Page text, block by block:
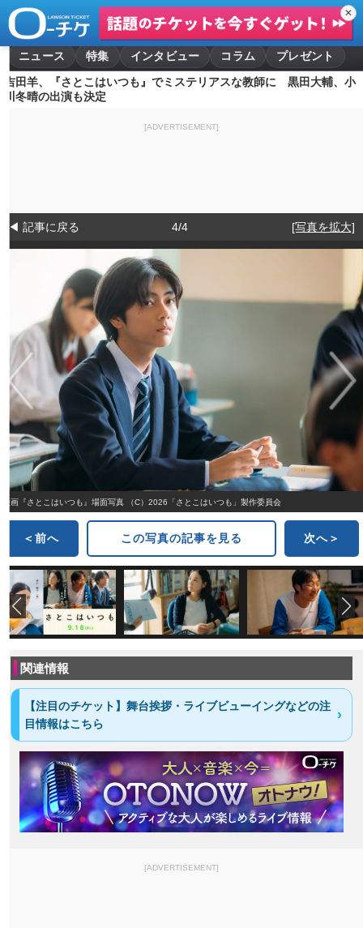
✕
ニュース 特集 インタビュー コラム
プレゼント
吉田羊、『さとこはいつも』でミステリアスな教師に 黒田大輔、小
川冬晴の出演も決定
[ADVERTISEMENT]
◀ 記事に戻る 4/4 [写真を拡大]
映画『さとこはいつも』場面写真 （C）2026「さとこはいつも」製作委員会
＜前へ この写真の記事を見る 次へ＞
関連情報
【注目のチケット】舞台挨拶・ライブビューイングなどの注
目情報はこちら
[ADVERTISEMENT]